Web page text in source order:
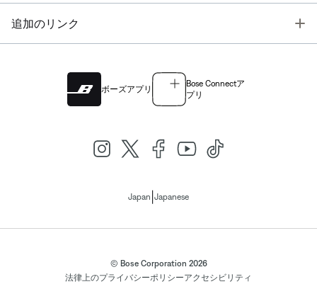
追加のリンク
ボーズアプリ
Bose Connectア
プリ
Japan Japanese
© Bose Corporation 2026
法律上のプライバシーポリシーアクセシビリティ